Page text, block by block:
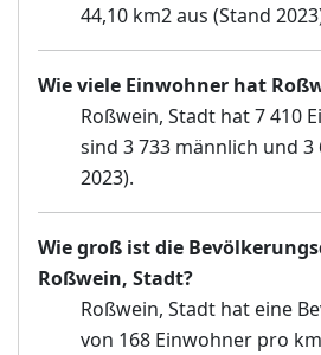
44,10 km2 aus (Stand
Wie viele Einwohner hat
Roßwein, Stadt hat 7 410
sind 3 733 männlich und 3
2023).
Wie groß ist die
Roßwein, Stadt?
Roßwein, Stadt hat eine
von 168 Einwohner pro